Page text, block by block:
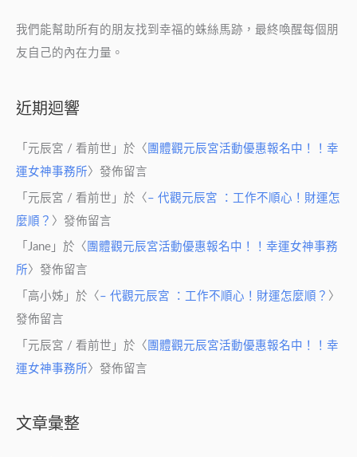
我們能幫助所有的朋友找到幸福的蛛絲馬跡，最終喚醒每個朋
友自己的內在力量。
近期迴響
「 元辰宮 / 看前世 」於〈 團體觀元辰宮活動優惠報名中！！幸
運女神事務所〉發佈留言
「 元辰宮 / 看前世 」於〈 – 代觀元辰宮 ：工作不順心！財運怎
麼順？ 〉發佈留言
「 Jane 」於〈 團體觀元辰宮活動優惠報名中！！幸運女神事務
所〉發佈留言
「 高小姊 」於〈 – 代觀元辰宮 ：工作不順心！財運怎麼順？ 〉
發佈留言
「 元辰宮 / 看前世 」於〈 團體觀元辰宮活動優惠報名中！！幸
運女神事務所〉發佈留言
文章彙整